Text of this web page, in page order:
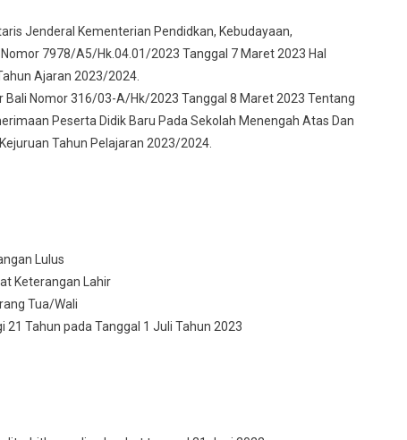
Jenderal Kementerian Pendidkan, Kebudayaan,
7978/A5/Hk.04.01/2023 Tanggal 7 Maret 2023 Hal
Ajaran 2023/2024.
Bali Nomor 316/03-A/Hk/2023 Tanggal 8 Maret 2023 Tentang
Peserta Didik Baru Pada Sekolah Menengah Atas Dan
Tahun Pelajaran 2023/2024.
Lulus
Keterangan Lahir
Tua/Wali
21 Tahun pada Tanggal 1 Juli Tahun 2023